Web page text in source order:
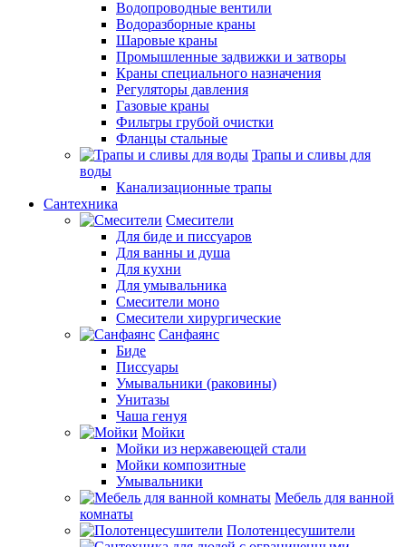
Водопроводные вентили
Водоразборные краны
Шаровые краны
Промышленные задвижки и затворы
Краны специального назначения
Регуляторы давления
Газовые краны
Фильтры грубой очистки
Фланцы стальные
Трапы и сливы для
воды
Канализационные трапы
Сантехника
Смесители
Для биде и писсуаров
Для ванны и душа
Для кухни
Для умывальника
Смесители моно
Смесители хирургические
Санфаянс
Биде
Писсуары
Умывальники (раковины)
Унитазы
Чаша генуя
Мойки
Мойки из нержавеющей стали
Мойки композитные
Умывальники
Мебель для ванной
комнаты
Полотенцесушители